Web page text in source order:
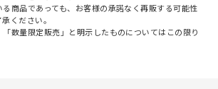
商品であっても、お客様の承諾なく再販する可能性
ください。
数量限定販売」と明示したものについてはこの限り